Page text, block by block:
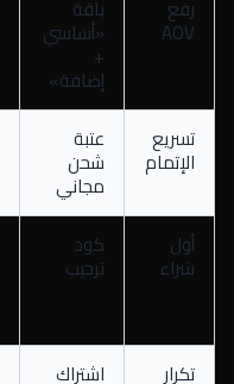
رفع
AOV
باقة
«أساسي
+
إضافة»
تسريع
الإتمام
عتبة
شحن
مجاني
أول
شراء
كود
ترحيب
تكرار
اشتراك